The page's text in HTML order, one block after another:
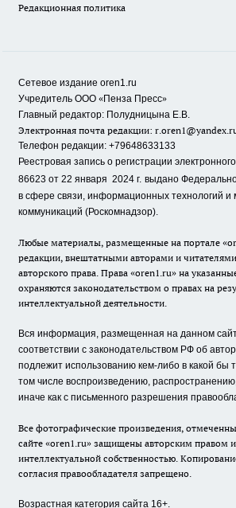
Редакционная политика
Сетевое издание oren1.ru
Учредитель ООО «Пенза Пресс»
Главный редактор: Полудницына Е.В.
Электронная почта редакции:
Телефон редакции: +79648633133
Реестровая запись о регистрации
86623 от 22 января 2024 г. выдано
в сфере связи, информационных технологий и
коммуникаций (Роскомнадзор).
Любые материалы, размещенные на портале
редакции, внештатными авторами и
авторского права. Права «oren1.ru» на
охраняются законодательством о правах на
интеллектуальной деятельности.
Вся информация, размещенная на данном
соответствии с законодательством РФ об
подлежит использованию кем-либо в какой бы
том числе воспроизведению,
иначе как с письменного разрешения
Все фотографические произведения,
сайте «oren1.ru» защищены авторским правом
интеллектуальной собственностью.
согласия правообладателя запрещено.
Возрастная категория сайта 16+.